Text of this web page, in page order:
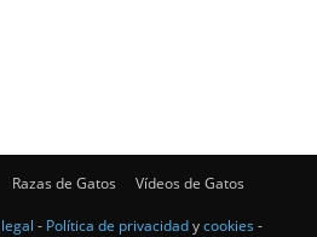
Razas
Razas de Gatos Vídeos de Gatos
- Política de privacidadycookies -